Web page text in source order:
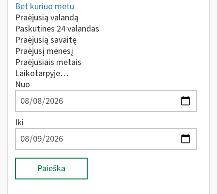
Bet kuriuo metu
Praėjusią valandą
Paskutines 24 valandas
Praėjusią savaitę
Praėjusį mėnesį
Praėjusiais metais
Laikotarpyje…
Nuo
Iki
Paieška